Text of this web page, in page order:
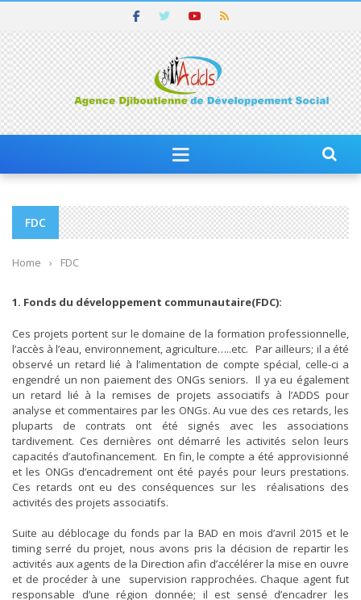
FDC
Home › FDC
1. Fonds du développement communautaire(FDC):
Ces projets portent sur le domaine de la formation professionnelle,
l’accès à l’eau, environnement, agriculture…..etc. Par ailleurs; il a été
observé un retard lié à l’alimentation de compte spécial, celle-ci a
engendré un non paiement des ONGs seniors. Il ya eu également
un retard lié à la remises de projets associatifs à l’ADDS pour
analyse et commentaires par les ONGs. Au vue des ces retards, les
pluparts de contrats ont été signés avec les associations
tardivement. Ces dernières ont démarré les activités selon leurs
capacités d’autofinancement. En fin, le compte a été approvisionné
et les ONGs d’encadrement ont été payés pour leurs prestations.
Ces retards ont eu des conséquences sur les réalisations des
activités des projets associatifs.
Suite au déblocage du fonds par la BAD en mois d’avril 2015 et le
timing serré du projet, nous avons pris la décision de repartir les
activités aux agents de la Direction afin d’accélérer la mise en ouvre
et de procéder à une supervision rapprochées. Chaque agent fut
responsable d’une région donnée; il est sensé d’encadrer les